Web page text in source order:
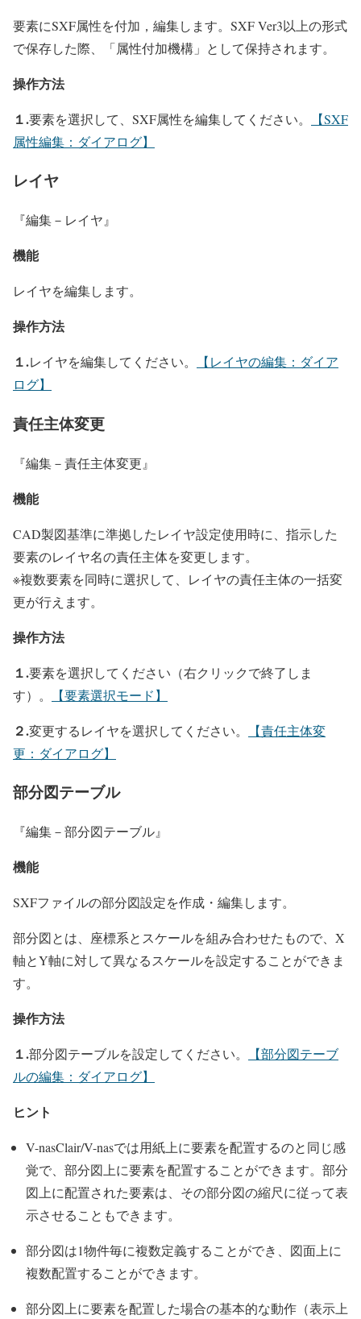
要素にSXF属性を付加，編集します。SXF Ver3以上の形式
で保存した際、「属性付加機構」として保持されます。
操作方法
１.要素を選択して、SXF属性を編集してください。
【SXF
属性編集：ダイアログ】
レイヤ
『編集－レイヤ』
機能
レイヤを編集します。
操作方法
１.レイヤを編集してください。
【レイヤの編集：ダイア
ログ】
責任主体変更
『編集－責任主体変更』
機能
CAD製図基準に準拠したレイヤ設定使用時に、指示した
要素のレイヤ名の責任主体を変更します。
※複数要素を同時に選択して、レイヤの責任主体の一括変
更が行えます。
操作方法
１.要素を選択してください（右クリックで終了しま
す）。
【要素選択モード】
２.変更するレイヤを選択してください。
【責任主体変
更：ダイアログ】
部分図テーブル
『編集－部分図テーブル』
機能
SXFファイルの部分図設定を作成・編集します。
部分図とは、座標系とスケールを組み合わせたもので、X
軸とY軸に対して異なるスケールを設定することができま
す。
操作方法
１.部分図テーブルを設定してください。
【部分図テーブ
ルの編集：ダイアログ】
ヒント
V-nasClair/V-nasでは用紙上に要素を配置するのと同じ感
覚で、部分図上に要素を配置することができます。部分
図上に配置された要素は、その部分図の縮尺に従って表
示させることもできます。
部分図は1物件毎に複数定義することができ、図面上に
複数配置することができます。
部分図上に要素を配置した場合の基本的な動作（表示上